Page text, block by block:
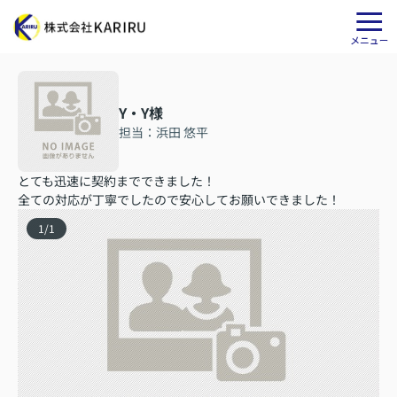
Y・Y様
担当：浜田 悠平
とても迅速に契約までできました！
全ての対応が丁寧でしたので安心してお願いできました！
1/1